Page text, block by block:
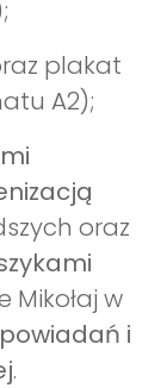
plakat
A2);
oraz
Mikołaj w
i
.